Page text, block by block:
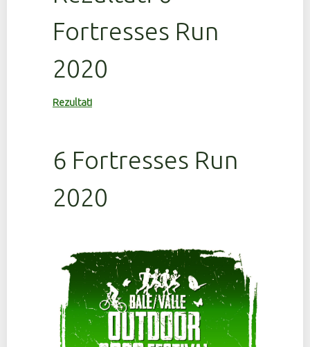
Fortresses Run
2020
Rezultati
6 Fortresses Run
2020